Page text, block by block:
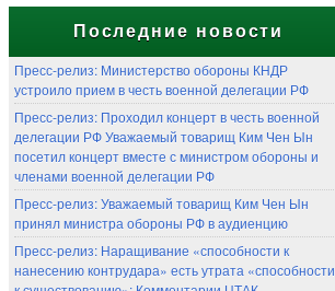
Последние новости
Пресс-релиз: Министерство обороны КНДР
устроило прием в честь военной делегации РФ
Пресс-релиз: Проходил концерт в честь военной
делегации РФ Уважаемый товарищ Ким Чен Ын
посетил концерт вместе с министром обороны и
членами военной делегации РФ
Пресс-релиз: Уважаемый товарищ Ким Чен Ын
принял министра обороны РФ в аудиенцию
Пресс-релиз: Наращивание «способности к
нанесению контрудара» есть утрата «способности